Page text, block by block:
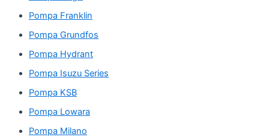
Pompa Franklin
Pompa Grundfos
Pompa Hydrant
Pompa Isuzu Series
Pompa KSB
Pompa Lowara
Pompa Milano